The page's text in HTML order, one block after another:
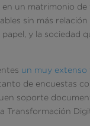
un matrimonio
sin más relación
y la sociedad
un muy
de encuestas
soporte
Transformación